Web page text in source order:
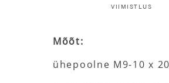
VIIMISTLUS
Mõõt:
ühepoolne M9-10 x